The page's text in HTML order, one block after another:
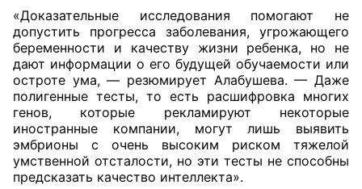
«Доказательные исследования помогают не
допустить прогресса заболевания, угрожающего
беременности и качеству жизни ребенка, но не
дают информации о его будущей обучаемости или
остроте ума, — резюмирует Алабушева. — Даже
полигенные тесты, то есть расшифровка многих
генов, которые рекламируют некоторые
иностранные компании, могут лишь выявить
эмбрионы с очень высоким риском тяжелой
умственной отсталости, но эти тесты не способны
предсказать качество интеллекта».